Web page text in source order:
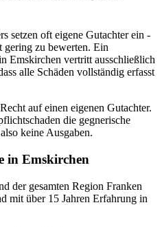
setzen oft eigene Gutachter ein -
gering zu bewerten. Ein
Emskirchen vertritt ausschließlich
alle Schäden vollständig erfasst
auf einen eigenen Gutachter.
die gegnerische
keine Ausgaben.
in Emskirchen
der gesamten Region Franken
mit über 15 Jahren Erfahrung in